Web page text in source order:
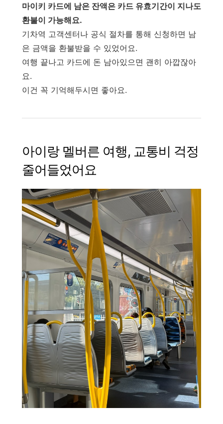
마이키 카드에 남은 잔액은 카드 유효기간이 지나도
환불이 가능해요.
기차역 고객센터나 공식 절차를 통해 신청하면 남
은 금액을 환불받을 수 있었어요.
여행 끝나고 카드에 돈 남아있으면 괜히 아깝잖아
요.
이건 꼭 기억해두시면 좋아요.
아이랑 멜버른 여행, 교통비 걱정
줄어들었어요